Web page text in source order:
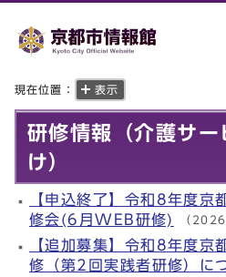
現在位置： 表示
研修情報（介護サー
け）
【申込終了】令和8年度京
修会(6月WEB研修) （
【追加募集】令和8年度京
修（第2回実践者研修）に